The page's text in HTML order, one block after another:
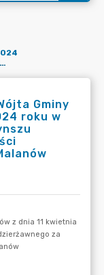
ZARZĄDZENIE NR 340/Z/2024 WÓJTA GMINY MALANÓW Z DNIA 11 KWIETNIA 2024 ROKU W SPRAWIE USTALENIA STAWEK CZYNSZU DZIERŻAWNEGO ZA NIERUCHOMOŚCI STANOWIĄCE WŁASNOŚĆ GMINY MALANÓW
Gminy
roku w